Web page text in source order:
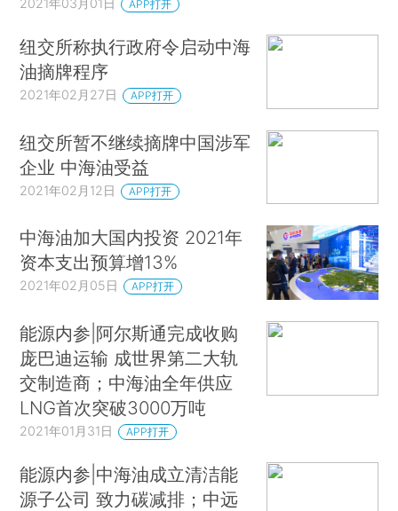
2021年03月01日 APP打开
纽交所称执行政府令启动中海
油摘牌程序
2021年02月27日 APP打开
纽交所暂不继续摘牌中国涉军
企业 中海油受益
2021年02月12日 APP打开
中海油加大国内投资 2021年
资本支出预算增13%
2021年02月05日 APP打开
能源内参|阿尔斯通完成收购
庞巴迪运输 成世界第二大轨
交制造商；中海油全年供应
LNG首次突破3000万吨
2021年01月31日 APP打开
能源内参|中海油成立清洁能
源子公司 致力碳减排；中远